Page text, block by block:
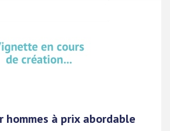
hommes à prix abordable